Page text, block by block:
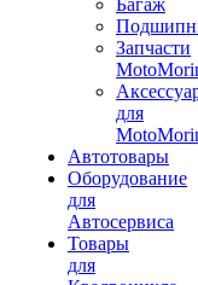
Багаж
Запчасти
для
Автотовары
Оборудование
для
Автосервиса
Товары
для